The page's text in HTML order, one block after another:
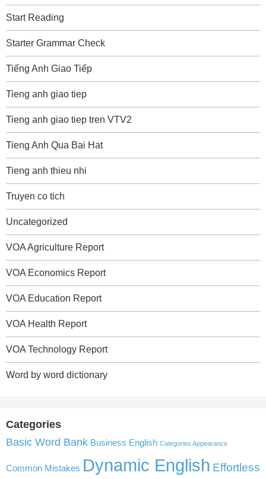
Start Reading
Starter Grammar Check
Tiếng Anh Giao Tiếp
Tieng anh giao tiep
Tieng anh giao tiep tren VTV2
Tieng Anh Qua Bai Hat
Tieng anh thieu nhi
Truyen co tich
Uncategorized
VOA Agriculture Report
VOA Economics Report
VOA Education Report
VOA Health Report
VOA Technology Report
Word by word dictionary
Categories
Basic Word Bank Business English Categories Appearance
Common Mistakes Dynamic English Effortless